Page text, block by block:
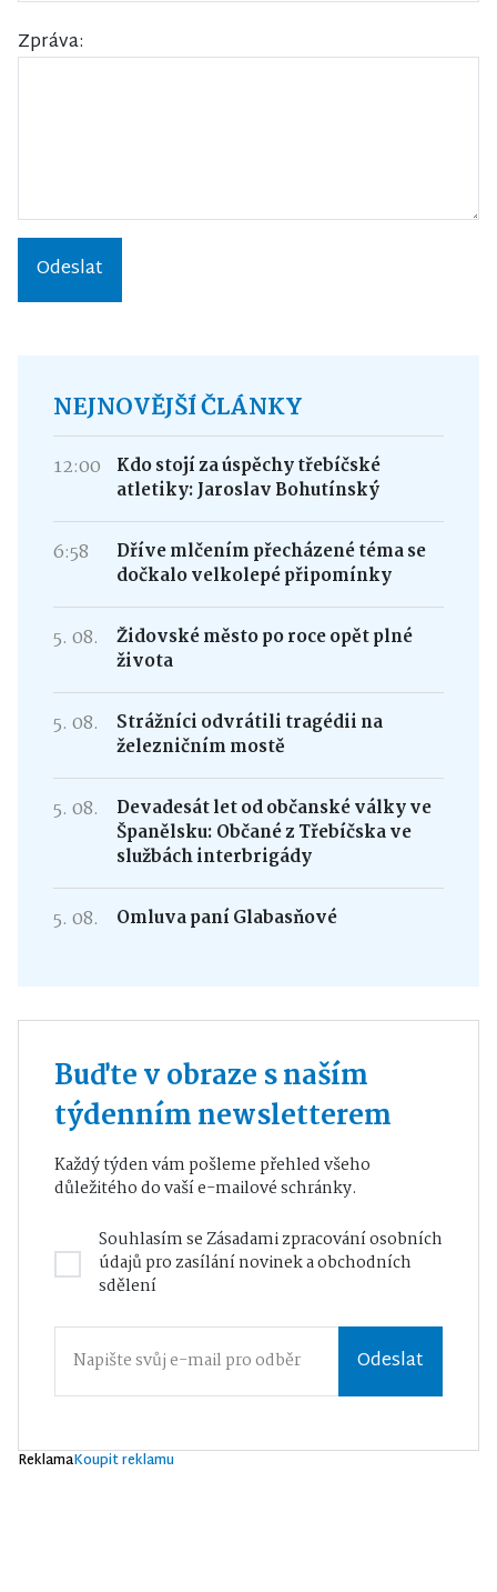
Zpráva:
Odeslat
NEJNOVĚJŠÍ ČLÁNKY
12:00
Kdo stojí za úspěchy třebíčské
atletiky: Jaroslav Bohutínský
6:58
Dříve mlčením přecházené téma se
dočkalo velkolepé připomínky
5. 08.
Židovské město po roce opět plné
života
5. 08.
Strážníci odvrátili tragédii na
železničním mostě
5. 08.
Devadesát let od občanské války ve
Španělsku: Občané z Třebíčska ve
službách interbrigády
5. 08. Omluva paní Glabasňové
Buďte v obraze s naším
týdenním newsletterem
Každý týden vám pošleme přehled všeho
důležitého do vaší e-mailové schránky.
Souhlasím seZásadami zpracování osobních
údajůpro zasílání novinek a obchodních
sdělení
Odeslat
ReklamaKoupit reklamu